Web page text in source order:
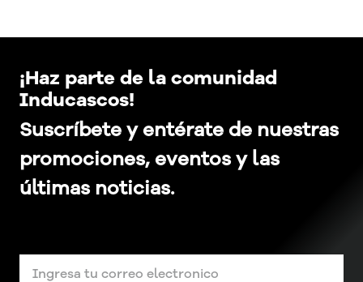
¡Haz parte de la comunidad
Inducascos!
Suscríbete y entérate de nuestras
promociones, eventos y las
últimas noticias.